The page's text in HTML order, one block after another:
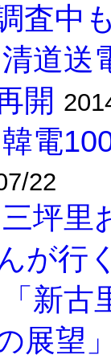
査中
道送
開
電
22
坪里
が行
新古
展望